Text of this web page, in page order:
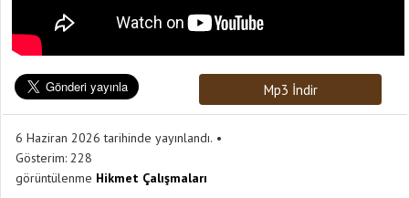
Mp3 İndir
6 Haziran 2026 tarihinde yayınlandı.
Gösterim: 228
görüntülenme Hikmet Çalışmaları